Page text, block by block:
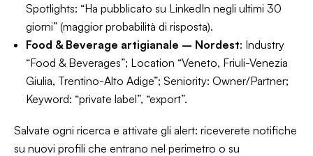
Spotlights: “Ha pubblicato su LinkedIn negli ultimi 30
giorni” (maggior probabilità di risposta).
Food & Beverage artigianale – Nordest: Industry
“Food & Beverages”; Location “Veneto, Friuli-Venezia
Giulia, Trentino-Alto Adige”; Seniority: Owner/Partner;
Keyword: “private label”, “export”.
Salvate ogni ricerca e attivate gli alert: riceverete notifiche
su nuovi profili che entrano nel perimetro o su